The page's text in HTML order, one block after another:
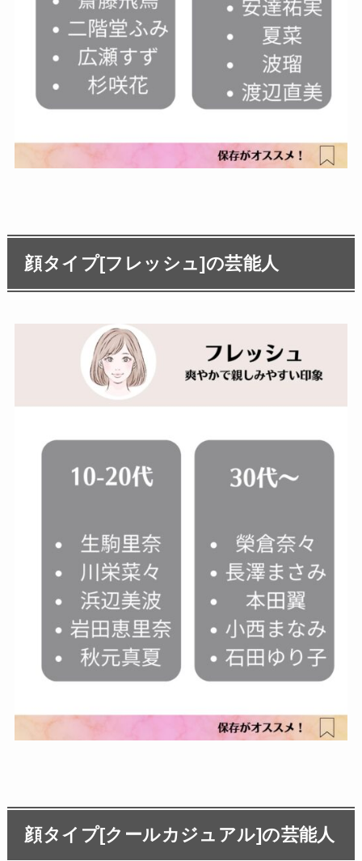
顔タイプ[フレッシュ]の芸能人
顔タイプ[クールカジュアル]の芸能人